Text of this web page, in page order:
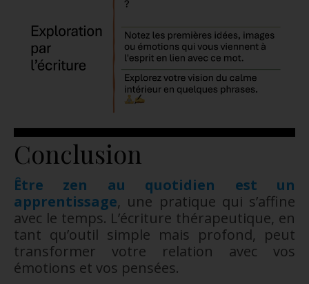
Conclusion
Être zen au quotidien est un
apprentissage, une pratique qui s’affine
avec le temps. L’écriture thérapeutique, en
tant qu’outil simple mais profond, peut
transformer votre relation avec vos
émotions et vos pensées.